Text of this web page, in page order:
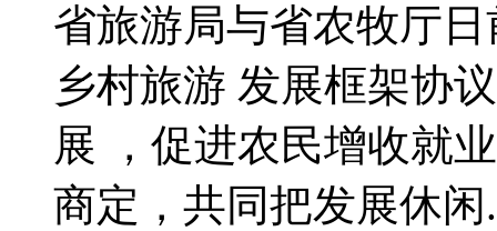
省旅游局与省农牧厅
乡村旅游 发展框架协
展 ，促进农民增收就
商定，共同把发展休闲